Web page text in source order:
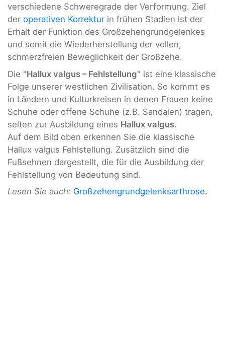
verschiedene Schweregrade der Verformung. Ziel
der operativen Korrektur in frühen Stadien ist der
Erhalt der Funktion des Großzehengrundgelenkes
und somit die Wiederherstellung der vollen,
schmerzfreien Beweglichkeit der Großzehe.
Die "Hallux valgus – Fehlstellung" ist eine klassische
Folge unserer westlichen Zivilisation. So kommt es
in Ländern und Kulturkreisen in denen Frauen keine
Schuhe oder offene Schuhe (z.B. Sandalen) tragen,
selten zur Ausbildung eines Hallux valgus.
Auf dem Bild oben erkennen Sie die klassische
Hallux valgus Fehlstellung. Zusätzlich sind die
Fußsehnen dargestellt, die für die Ausbildung der
Fehlstellung von Bedeutung sind.
Lesen Sie auch: Großzehengrundgelenksarthrose.